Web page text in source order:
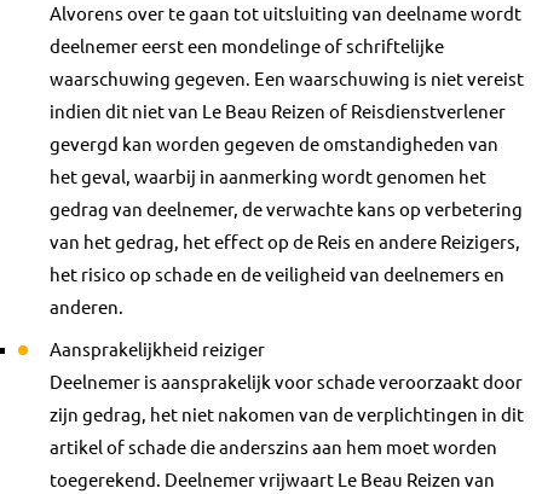
Alvorens over te gaan tot uitsluiting van deelname wordt
deelnemer eerst een mondelinge of schriftelijke
waarschuwing gegeven. Een waarschuwing is niet vereist
indien dit niet van Le Beau Reizen of Reisdienstverlener
gevergd kan worden gegeven de omstandigheden van
het geval, waarbij in aanmerking wordt genomen het
gedrag van deelnemer, de verwachte kans op verbetering
van het gedrag, het effect op de Reis en andere Reizigers,
het risico op schade en de veiligheid van deelnemers en
anderen.
Aansprakelijkheid reiziger
Deelnemer is aansprakelijk voor schade veroorzaakt door
zijn gedrag, het niet nakomen van de verplichtingen in dit
artikel of schade die anderszins aan hem moet worden
toegerekend. Deelnemer vrijwaart Le Beau Reizen van